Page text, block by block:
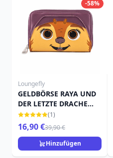
-58%
Loungefly
GELDBÖRSE RAYA UND
DER LETZTE DRACHE
TUK TUK – DISNEY
LOUNGEFLY
(1)
16,90 €39,90 €
Hinzufügen